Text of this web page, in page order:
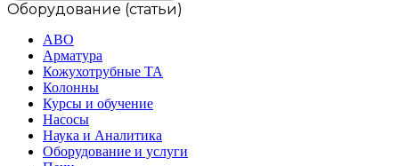
Оборудование (статьи)
АВО
Арматура
Кожухотрубные ТА
Колонны
Курсы и обучение
Насосы
Наука и Аналитика
Оборудование и услуги